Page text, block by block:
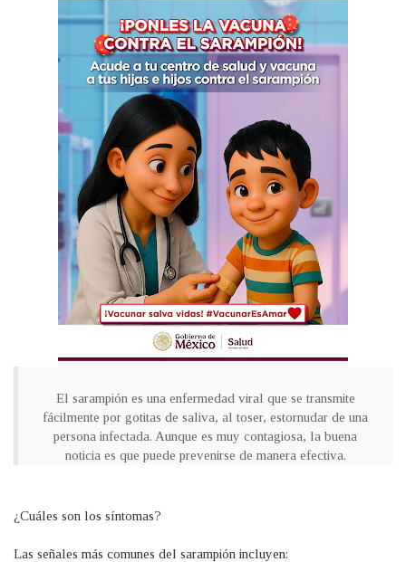
El sarampión es una enfermedad viral que se transmite
fácilmente por gotitas de saliva, al toser, estornudar de una
persona infectada. Aunque es muy contagiosa, la buena
noticia es que puede prevenirse de manera efectiva.
¿Cuáles son los síntomas?
Las señales más comunes del sarampión incluyen: